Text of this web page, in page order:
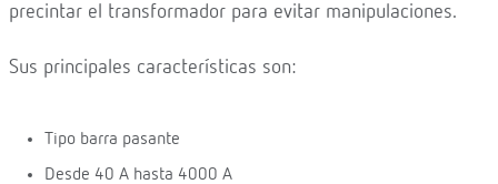
precintar el transformador para evitar manipulaciones.
Sus principales características son:
Tipo barra pasante
Desde 40 A hasta 4000 A